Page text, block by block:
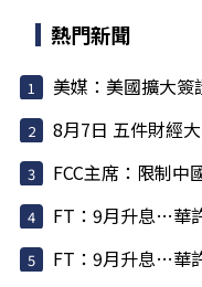
熱門新聞
美媒：美國擴大
8月7日 五件財經
FCC主席：限制
FT：9月升息…華許做
FT：9月升息…華許做